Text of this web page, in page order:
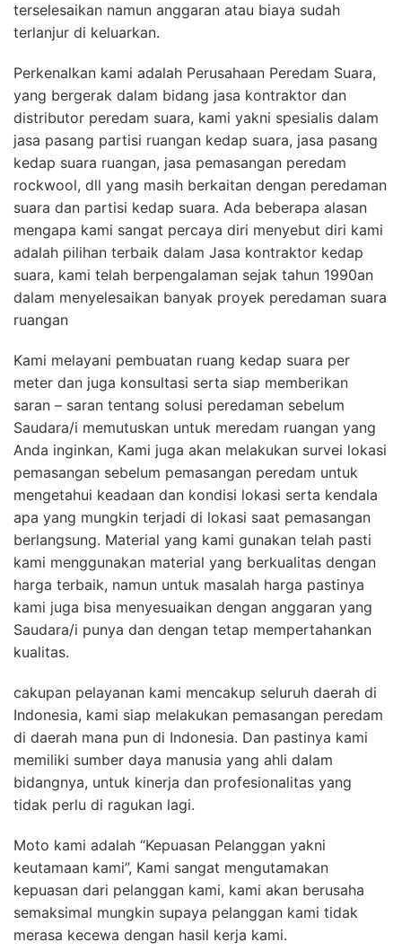
terselesaikan namun anggaran atau biaya sudah
terlanjur di keluarkan.
Perkenalkan kami adalah Perusahaan Peredam Suara,
yang bergerak dalam bidang jasa kontraktor dan
distributor peredam suara, kami yakni spesialis dalam
jasa pasang partisi ruangan kedap suara, jasa pasang
kedap suara ruangan, jasa pemasangan peredam
rockwool, dll yang masih berkaitan dengan peredaman
suara dan partisi kedap suara. Ada beberapa alasan
mengapa kami sangat percaya diri menyebut diri kami
adalah pilihan terbaik dalam Jasa kontraktor kedap
suara, kami telah berpengalaman sejak tahun 1990an
dalam menyelesaikan banyak proyek peredaman suara
ruangan
Kami melayani pembuatan ruang kedap suara per
meter dan juga konsultasi serta siap memberikan
saran – saran tentang solusi peredaman sebelum
Saudara/i memutuskan untuk meredam ruangan yang
Anda inginkan, Kami juga akan melakukan survei lokasi
pemasangan sebelum pemasangan peredam untuk
mengetahui keadaan dan kondisi lokasi serta kendala
apa yang mungkin terjadi di lokasi saat pemasangan
berlangsung. Material yang kami gunakan telah pasti
kami menggunakan material yang berkualitas dengan
harga terbaik, namun untuk masalah harga pastinya
kami juga bisa menyesuaikan dengan anggaran yang
Saudara/i punya dan dengan tetap mempertahankan
kualitas.
cakupan pelayanan kami mencakup seluruh daerah di
Indonesia, kami siap melakukan pemasangan peredam
di daerah mana pun di Indonesia. Dan pastinya kami
memiliki sumber daya manusia yang ahli dalam
bidangnya, untuk kinerja dan profesionalitas yang
tidak perlu di ragukan lagi.
Moto kami adalah “Kepuasan Pelanggan yakni
keutamaan kami”, Kami sangat mengutamakan
kepuasan dari pelanggan kami, kami akan berusaha
semaksimal mungkin supaya pelanggan kami tidak
merasa kecewa dengan hasil kerja kami.